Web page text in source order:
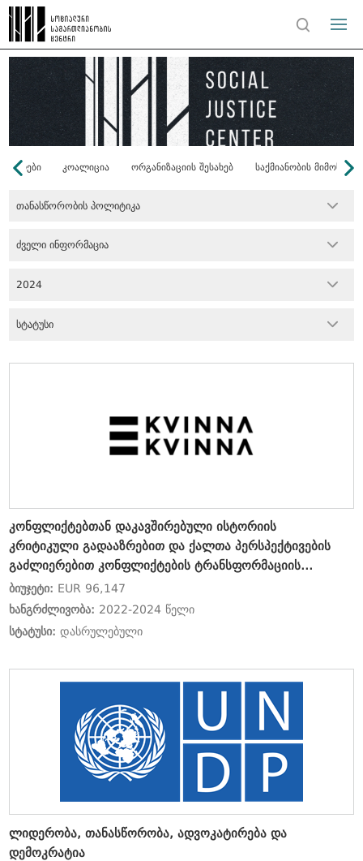
კოალიცია ორგანიზაციის შესახებ საქმიანობის
თანასწორობის პოლიტიკა
ძველი ინფორმაცია
2024
სტატუსი
კონფლიქტებთან დაკავშირებული ისტორიის
კრიტიკული გადააზრებით და ქალთა პერსპექტივების
გაძლიერებით კონფლიქტების ტრანსფორმაციის
ხელშეწყობა
ბიუჯეტი: EUR 96,147
ხანგრძლივობა: 2022-2024 წელი
სტატუსი:დასრულებული
ლიდერობა, თანასწორობა, ადვოკატირება და
დემოკრატია